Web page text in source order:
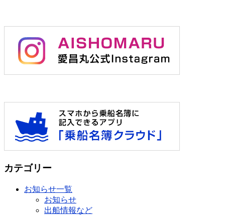
カテゴリー
お知らせ一覧
お知らせ
出船情報など